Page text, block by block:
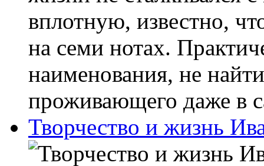
вплотную, известно,
на семи нотах.
наименования, не
проживающего даже в
Творчество и жизнь